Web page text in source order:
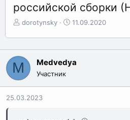
российской сборки
А
о
р
е
м
ы
dorotynsky
Д
а
н
а
11.09.2020
M Medvedya
Участник
25.03.2023